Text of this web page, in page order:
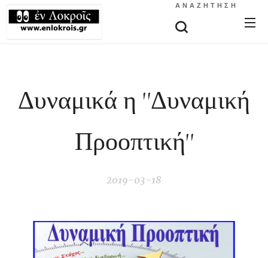
ΑΝΑΖΉΤΗΣΗ
Δυναμικά η ''Δυναμική
Προοπτική''
2019-03-18